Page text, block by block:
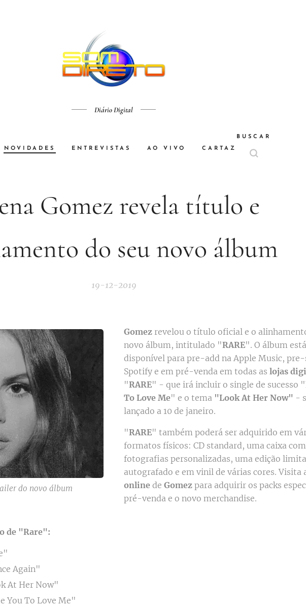
Diário Digital
NOVIDADES ENTREVISTAS AO VIVO CARTAZ
BUSCAR
Gomez revela título e
do seu novo álbum
19-12-2019
do novo álbum
Gomez revelou o título oficial e o
novo álbum, intitulado "RARE". O álbum está
disponível para pre-add na Apple Music, pre-
Spotify e em pré-venda em todas as lojas
"RARE" - que irá incluir o single de sucesso "
To Love Me" e o tema "Look At Her Now" -
lançado a 10 de janeiro.
"RARE" também poderá ser adquirido em
formatos físicos: CD standard, uma caixa com
fotografias personalizadas, uma edição
autografado e em vinil de várias cores. Visita
online de Gomez para adquirir os packs
pré-venda e o novo merchandise.
de "Rare":
Again"
At Her Now"
You To Love Me"